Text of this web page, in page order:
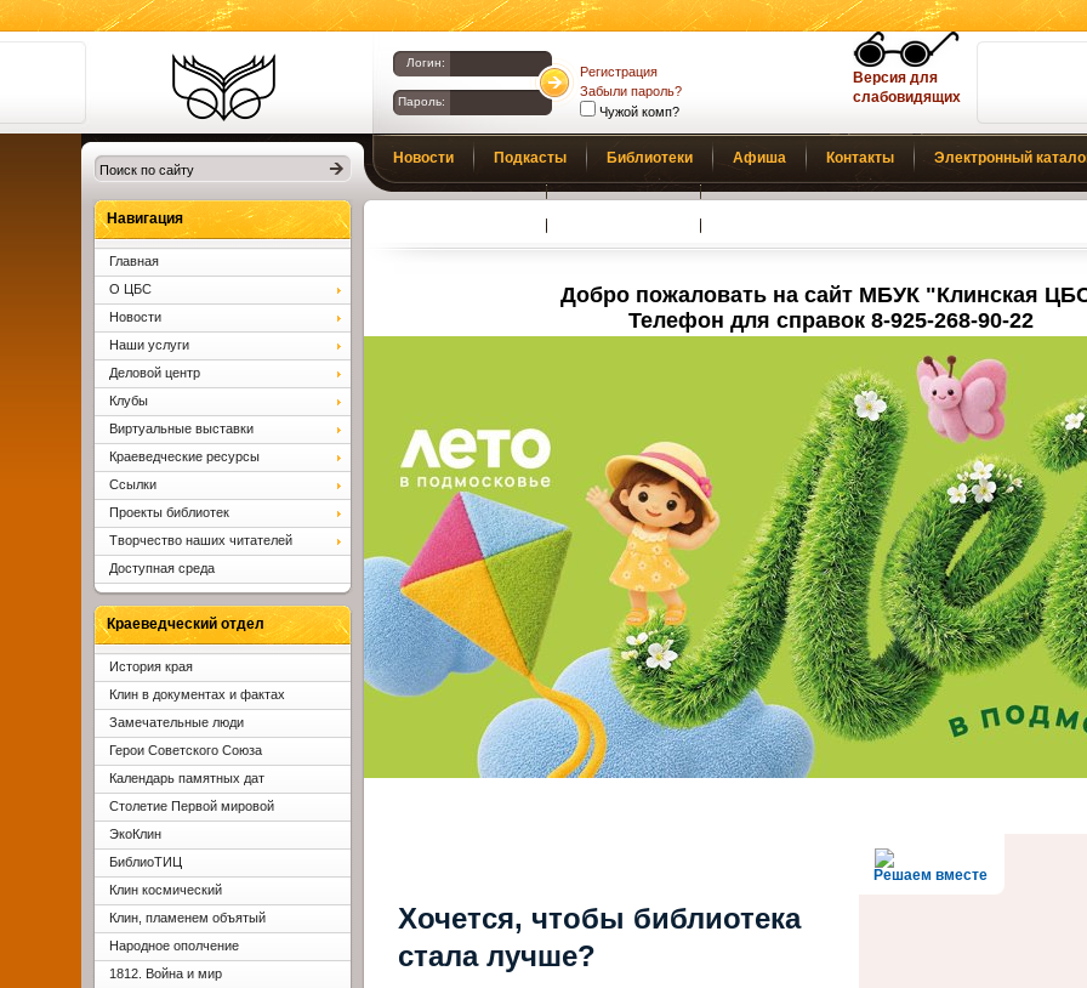
Библиотеки
Клина. Клинская
ЦБС.
Логин:
Пароль:
Регистрация
Забыли пароль?
Чужой комп?
Версия для
слабовидящих
Новости Подкасты Библиотеки Афиша Контакты Электронный
Добро пожаловать на сайт МБУК "Клинская
Телефон для справок 8-925-268-90-22
Решаем вместе
Хочется, чтобы библиотека
стала лучше?
Навигация
Главная
О ЦБС
Новости
Наши услуги
Деловой центр
Клубы
Виртуальные выставки
Краеведческие ресурсы
Ссылки
Проекты библиотек
Творчество наших читателей
Доступная среда
Краеведческий отдел
История края
Клин в документах и фактах
Замечательные люди
Герои Советского Союза
Календарь памятных дат
Столетие Первой мировой
ЭкоКлин
БиблиоТИЦ
Клин космический
Клин, пламенем объятый
Народное ополчение
1812. Война и мир